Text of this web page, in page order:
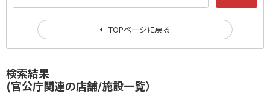
検索結果
(官公庁関連の店舗/施設一覧）
TOPページに戻る